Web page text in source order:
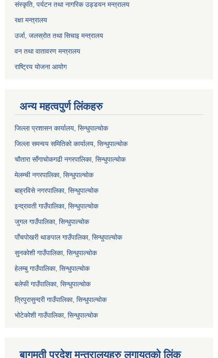
संस्कृति, पर्यटन तथा नागरिक उड्डयन मन्त्रालय
रक्षा मन्त्रालय
उर्जा, जलस्रोत तथा सिचाइ मन्त्रालय
वन तथा वातावरण मन्त्रालय
राष्ट्रिय योजना आयोग
अन्य महत्वपुर्ण लिंकहरु
जिल्ला प्रशासन कार्यालय, सिन्धुपाल्चोक
जिल्ला समन्वय समितिको कार्यालय, सिन्धुपाल्चोक
चौतारा साँगाचोकगढी नगरपालिका, सिन्धुपाल्चोक
मेलम्ची नगरपालिका, सिन्धुपाल्चोक
बाह्रविसे नगरपालिका, सिन्धुपाल्चोक
इन्द्रावती गाउँपालिका, सिन्धुपाल्चोक
जुगल गाउँपालिका, सिन्धुपाल्चोक
पाँचपोखरी थाङपाल गाउँपालिका, सिन्धुपाल्चोक
सुनकोशी गाउँपालिका, सिन्धुपाल्चोक
हेलम्बु गाउँपालिका, सिन्धुपाल्चोक
बलेफी गाउँपालिका, सिन्धुपाल्चोक
त्रिपुरासुन्दरी गाउँपालिका, सिन्धुपाल्चोक
भोटेकोशी गाउँपालिका, सिन्धुपाल्चोक
बागमती प्रदेश मन्त्रालयहरु लगायतको लिंक